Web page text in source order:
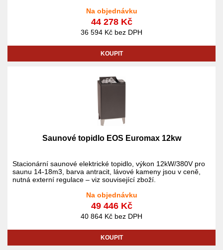
Na objednávku
44 278 Kč
36 594 Kč bez DPH
KOUPIT
Saunové topidlo EOS Euromax 12kw
Stacionární saunové elektrické topidlo, výkon 12kW/380V pro
saunu 14-18m3, barva antracit, lávové kameny jsou v ceně,
nutná externí regulace – viz související zboží.
Na objednávku
49 446 Kč
40 864 Kč bez DPH
KOUPIT